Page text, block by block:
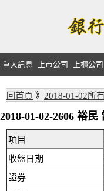
重大訊息 上市公司 上櫃公司
回首頁 》 2018-01-02所
2018-01-02-2606 裕
項目
收盤日期
證券